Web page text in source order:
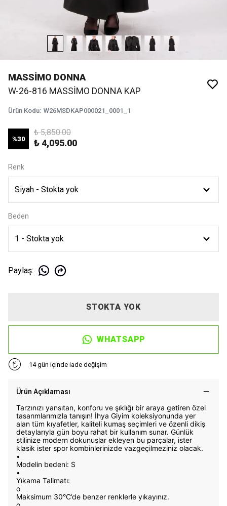
MASSİMO DONNA
W-26-816 MASSİMO DONNA KAP
Ürün Kodu: W26MSDKAP000021_0001_1
%30
₺ 5,850.00
₺ 4,095.00
Renk
Beden
Paylaş:
STOKTA YOK
WHATSAPP
14 gün içinde iade değişim
Ürün Açıklaması
Tarzınızı yansıtan, konforu ve şıklığı bir araya getiren özel
tasarımlarımızla tanışın! İhya Giyim koleksiyonunda yer
alan tüm kıyafetler, kaliteli kumaş seçimleri ve özenli dikiş
detaylarıyla gün boyu rahat bir kullanım sunar. Günlük
stilinize modern dokunuşlar ekleyen bu parçalar, ister
klasik ister spor kombinlerinizde vazgeçilmeziniz olacak.
•
Modelin bedeni: S
•
Yıkama Talimatı:
o
Maksimum 30°C’de benzer renklerle yıkayınız.